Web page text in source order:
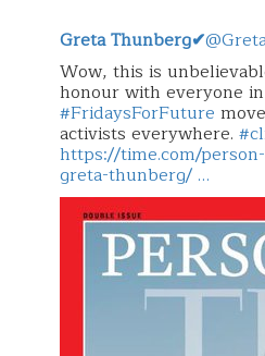
Greta Thunberg✔
Wow, this is
honour with everyone
#FridaysForFuture
activists everywhere.
https://time.com/
greta-thunberg/ …